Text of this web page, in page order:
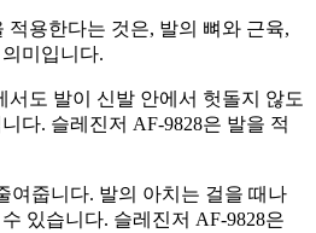
용한다는 것은, 발의 뼈와 근육,
미입니다.
도 발이 신발 안에서 헛돌지 않도
다. 슬레진저 AF-9828은 발을 적
여줍니다. 발의 아치는 걸을 때나
있습니다. 슬레진저 AF-9828은